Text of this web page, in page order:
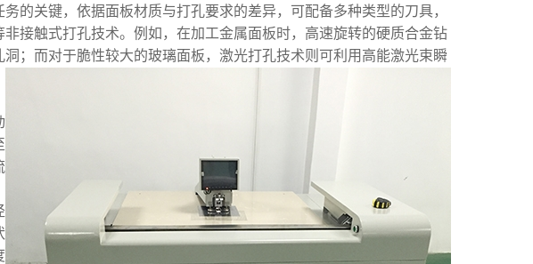
的关键，依据面板材质与打孔要求的差异，可配备多种类型的刀具，
接触式打孔技术。例如，在加工金属面板时，高速旋转的硬质合金钻
；而对于脆性较大的玻璃面板，激光打孔技术则可利用高能激光束瞬